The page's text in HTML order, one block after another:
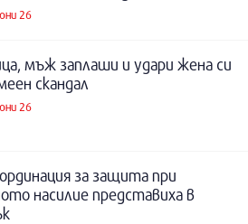
26
мъж заплаши и удари жена си
скандал
26
за защита при
насилие представиха в